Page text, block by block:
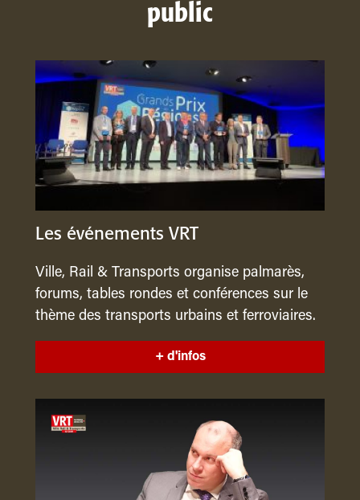
public
Les événements VRT
Ville, Rail & Transports organise palmarès,
forums, tables rondes et conférences sur le
thème des transports urbains et ferroviaires.
+ d'infos